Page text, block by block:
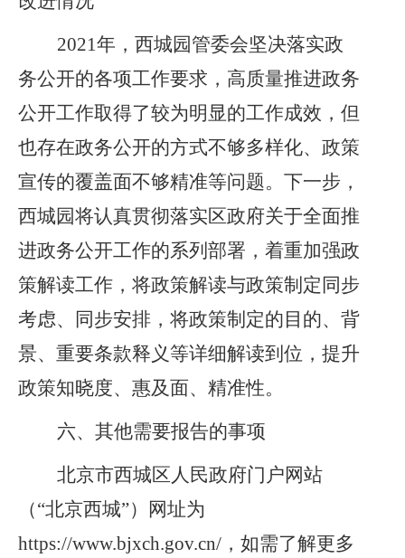
2021年，西城园管委会坚决落实政
务公开的各项工作要求，高质量推进政务
公开工作取得了较为明显的工作成效，但
也存在政务公开的方式不够多样化、政策
宣传的覆盖面不够精准等问题。下一步，
西城园将认真贯彻落实区政府关于全面推
进政务公开工作的系列部署，着重加强政
策解读工作，将政策解读与政策制定同步
考虑、同步安排，将政策制定的目的、背
景、重要条款释义等详细解读到位，提升
政策知晓度、惠及面、精准性。
六、其他需要报告的事项
北京市西城区人民政府门户网站
（“北京西城”）网址为
https://www.bjxch.gov.cn/，如需了解更多